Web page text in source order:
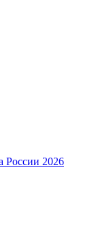
России 2026